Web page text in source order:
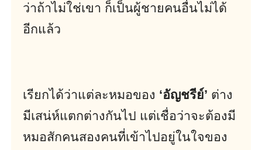
ว่าถ้าไม่ใช่เขา ก็เป็นผู้ชายคนอื่นไม่ได้
อีกแล้ว
เรียกได้ว่าแต่ละหมอของ ‘อัญชรีย์’ ต่าง
มีเสน่ห์แตกต่างกันไป แต่เชื่อว่าจะต้องมี
หมอสักคนสองคนที่เข้าไปอยู่ในใจของ